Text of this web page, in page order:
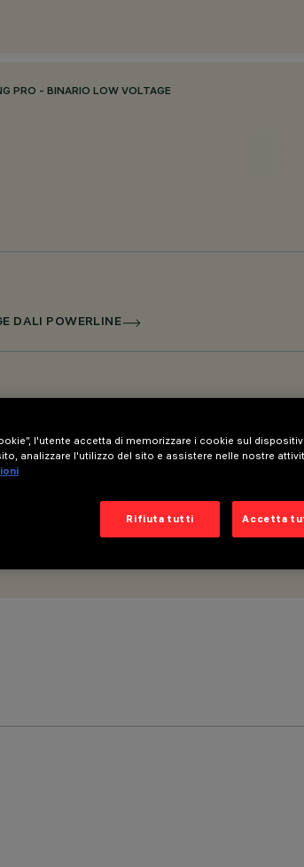
PRO - BINARIO LOW VOLTAGE
DALI POWERLINE
l'utente accetta di memorizzare i cookie sul
analizzare l'utilizzo del sito e assistere nelle nostre
Rifiuta tutti Accetta